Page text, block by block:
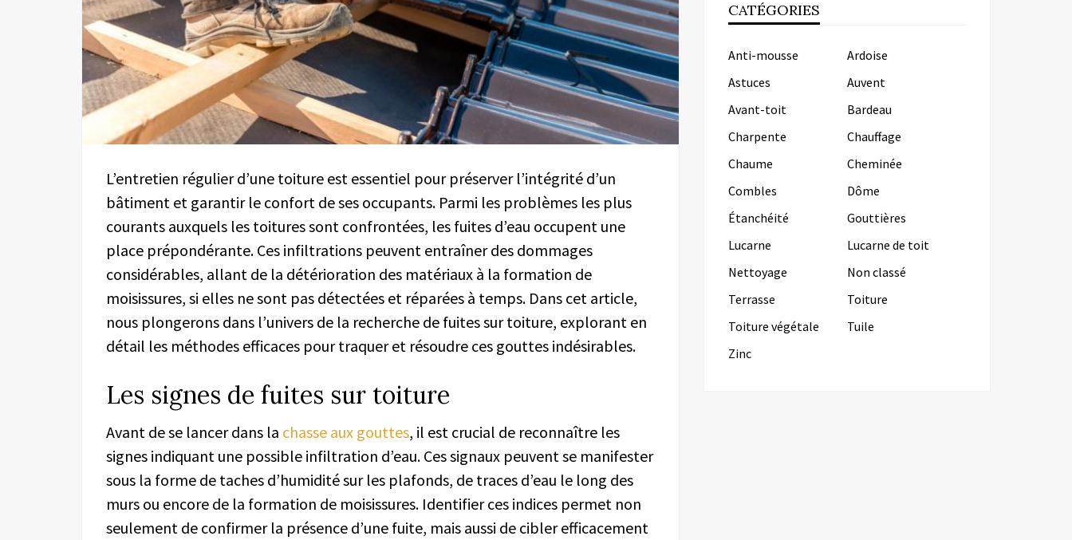
L’entretien régulier d’une toiture est essentiel pour préserver l’intégrité d’un
bâtiment et garantir le confort de ses occupants. Parmi les problèmes les plus
courants auxquels les toitures sont confrontées, les fuites d’eau occupent une
place prépondérante. Ces infiltrations peuvent entraîner des dommages
considérables, allant de la détérioration des matériaux à la formation de
moisissures, si elles ne sont pas détectées et réparées à temps. Dans cet article,
nous plongerons dans l’univers de la recherche de fuites sur toiture, explorant en
détail les méthodes efficaces pour traquer et résoudre ces gouttes indésirables.
Les signes de fuites sur toiture
Avant de se lancer dans la chasse aux gouttes, il est crucial de reconnaître les
signes indiquant une possible infiltration d’eau. Ces signaux peuvent se manifester
sous la forme de taches d’humidité sur les plafonds, de traces d’eau le long des
murs ou encore de la formation de moisissures. Identifier ces indices permet non
seulement de confirmer la présence d’une fuite, mais aussi de cibler efficacement
CATÉGORIES
Anti-mousse
Ardoise
Astuces
Auvent
Avant-toit
Bardeau
Charpente
Chauffage
Chaume
Cheminée
Combles
Dôme
Étanchéité
Gouttières
Lucarne
Lucarne de toit
Nettoyage
Non classé
Terrasse
Toiture
Toiture végétale
Tuile
Zinc